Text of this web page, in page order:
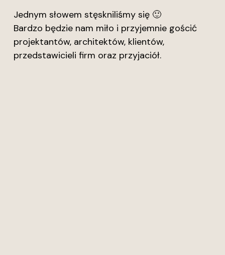
Jednym słowem stęskniliśmy się 🙂
Bardzo będzie nam miło i przyjemnie gościć
projektantów, architektów, klientów,
przedstawicieli firm oraz przyjaciół.